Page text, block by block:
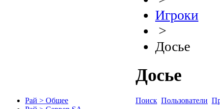
Рай > Общее
Игроки
>
Досье
Досье
Поиск Пользователи